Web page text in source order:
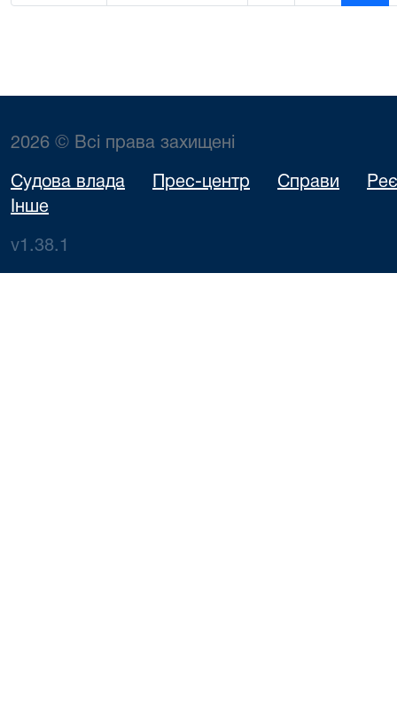
2026 © Всі права захищені
Судова влада Прес-центр Справи
Інше
v1.38.1